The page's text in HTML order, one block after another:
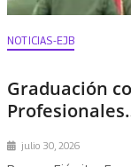
NOTICIAS-EJB
Graduación
julio 30, 2026